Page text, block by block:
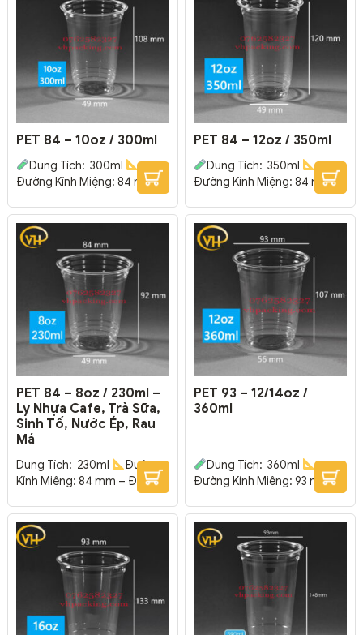
PET 84 – 10oz / 300ml
Dung Tích: 300ml
Đường Kính Miệng: 84 mm –
Đường Kính Đáy: 49 mm –
Cao: 108 mm
Thường
được dùng trong các hệ
thống & cửa hàng trà sữa,
coffee, rau má, sinh tố, nước
ép trái cây.
Chất nhựa
trong suốt, cao cấp, cứng
cáp, độ bền cao.
được Logo cửa...
PET 84 – 12oz / 350ml
Dung Tích: 350ml
Đường Kính Miệng: 84 mm –
Đường Kính Đáy: 49 mm –
Cao: 122 mm
Thường
được dùng trong các hệ
thống & cửa hàng trà sữa,
coffee, rau má, sinh tố, nước
ép trái cây.
Chất nhựa
trong suốt, cao cấp, cứng
cáp, độ bền cao.
Có thể In
được Logo cửa hàng...
PET 84 – 8oz / 230ml –
Ly Nhựa Cafe, Trà Sữa,
Sinh Tố, Nước Ép, Rau
Má
Dung Tích: 230ml
Đường
Kính Miệng: 84 mm – Đường
Kính Đáy: 49 mm – Cao: 92
mm
Thường được dùng
trong các hệ thống & cửa
hàng trà sữa, coffee, rau má,
sinh tố, nước ép trái cây.
Chất nhựa trong suốt, cao
cấp, cứng cáp, độ bền cao.
Có thể In được Logo cửa...
PET 93 – 12/14oz /
360ml
Dung Tích: 360ml
Đường Kính Miệng: 93 mm –
Đường Kính Đáy: 56 mm –
Cao: 107 mm
Thường
được dùng trong các hệ
thống & cửa hàng trà sữa,
coffee, rau má, sinh tố, nước
trong suốt, cao cấp, cứng
được Logo cửa...